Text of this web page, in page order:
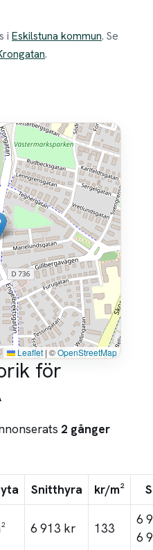
i Eskilstuna kommun. Se
.
Leaflet | ©OpenStreetMap
för
2 gånger
Snitthyra kr/m²
6 913 kr 133
6
6